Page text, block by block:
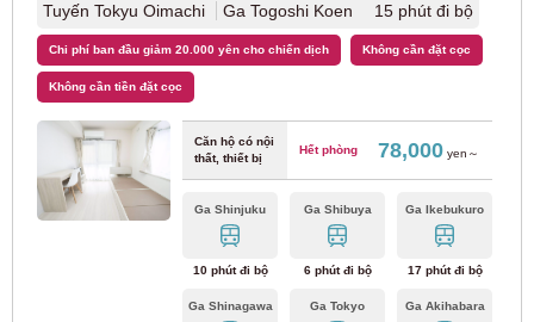
Tuyến Tokyu Oimachi Ga Togoshi Koen 15 phút đi bộ
Chi phí ban đầu giảm 20.000 yên cho chiến dịch Không cần đặt cọc
Không cần tiền đặt cọc
Căn hộ có nội
thất, thiết bị
Hết phòng 78,000yen～
Ga Shinjuku
10 phút đi bộ
Ga Shibuya
6 phút đi bộ
Ga Ikebukuro
17 phút đi bộ
Ga Shinagawa Ga Tokyo Ga Akihabara
Tuyến chính Nankai (10)
Tuyến Nankai Koya (8)
Đường xe điện Hankai
Đường sắt điện Hankai Tuyến Hankai
Đường sắt điện Hankai Tuyến Kamimachi